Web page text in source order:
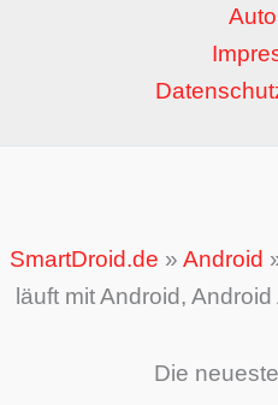
SmartDroid.de » Android
läuft mit Android,
Die